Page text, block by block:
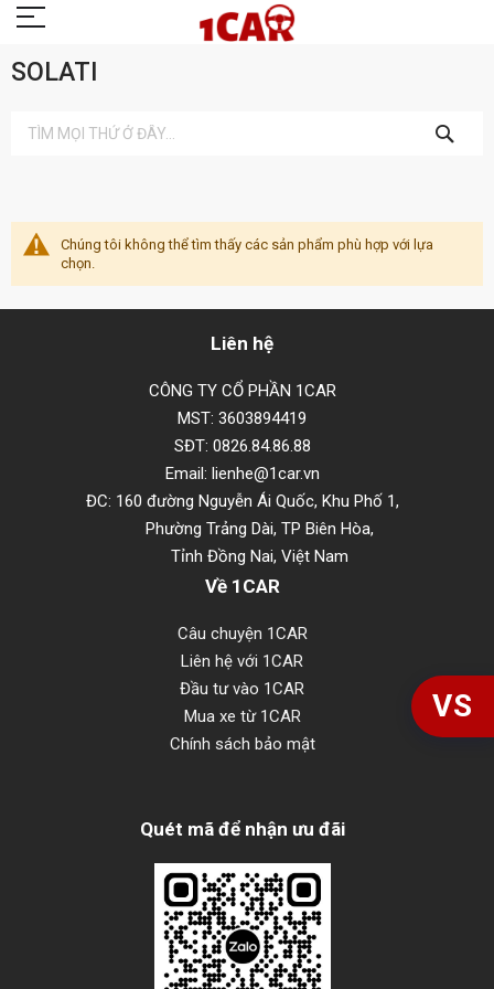
SOLATI
KIẾM
Chúng tôi không thể tìm thấy các sản phẩm phù hợp với lựa
chọn.
Liên hệ
CÔNG TY CỔ PHẦN 1CAR
MST: 3603894419
SĐT: 0826.84.86.88
Email: lienhe@1car.vn
ĐC: 160 đường Nguyễn Ái Quốc, Khu Phố 1,
Phường Trảng Dài, TP Biên Hòa,
Tỉnh Đồng Nai, Việt Nam
Về 1CAR
Câu chuyện 1CAR
Liên hệ với 1CAR
Đầu tư vào 1CAR
Mua xe từ 1CAR
Chính sách bảo mật
Quét mã để nhận ưu đãi
VS